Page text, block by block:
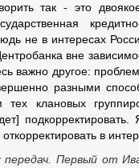
так - это
не в интересах
вне
важно другое:
разными
тех клановых
в
Первый от